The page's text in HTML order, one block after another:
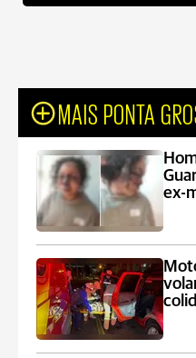
MAIS PONTA
ex-